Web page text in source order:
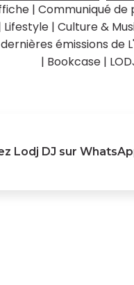
| Communiqué de
Lifestyle | Culture &
dernières émissions de
| Bookcase |
Lodj DJ sur